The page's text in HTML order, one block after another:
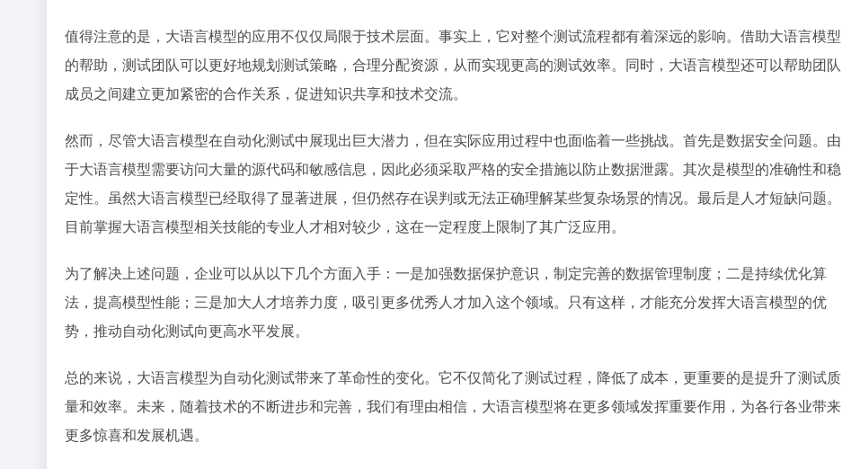
值得注意的是，大语言模型的应用不仅仅局限于技术层面。事实上，它对整个测试流程都有着深远的影响。借助大语言模型
的帮助，测试团队可以更好地规划测试策略，合理分配资源，从而实现更高的测试效率。同时，大语言模型还可以帮助团队
成员之间建立更加紧密的合作关系，促进知识共享和技术交流。
然而，尽管大语言模型在自动化测试中展现出巨大潜力，但在实际应用过程中也面临着一些挑战。首先是数据安全问题。由
于大语言模型需要访问大量的源代码和敏感信息，因此必须采取严格的安全措施以防止数据泄露。其次是模型的准确性和稳
定性。虽然大语言模型已经取得了显著进展，但仍然存在误判或无法正确理解某些复杂场景的情况。最后是人才短缺问题。
目前掌握大语言模型相关技能的专业人才相对较少，这在一定程度上限制了其广泛应用。
为了解决上述问题，企业可以从以下几个方面入手：一是加强数据保护意识，制定完善的数据管理制度；二是持续优化算
法，提高模型性能；三是加大人才培养力度，吸引更多优秀人才加入这个领域。只有这样，才能充分发挥大语言模型的优
势，推动自动化测试向更高水平发展。
总的来说，大语言模型为自动化测试带来了革命性的变化。它不仅简化了测试过程，降低了成本，更重要的是提升了测试质
量和效率。未来，随着技术的不断进步和完善，我们有理由相信，大语言模型将在更多领域发挥重要作用，为各行各业带来
更多惊喜和发展机遇。